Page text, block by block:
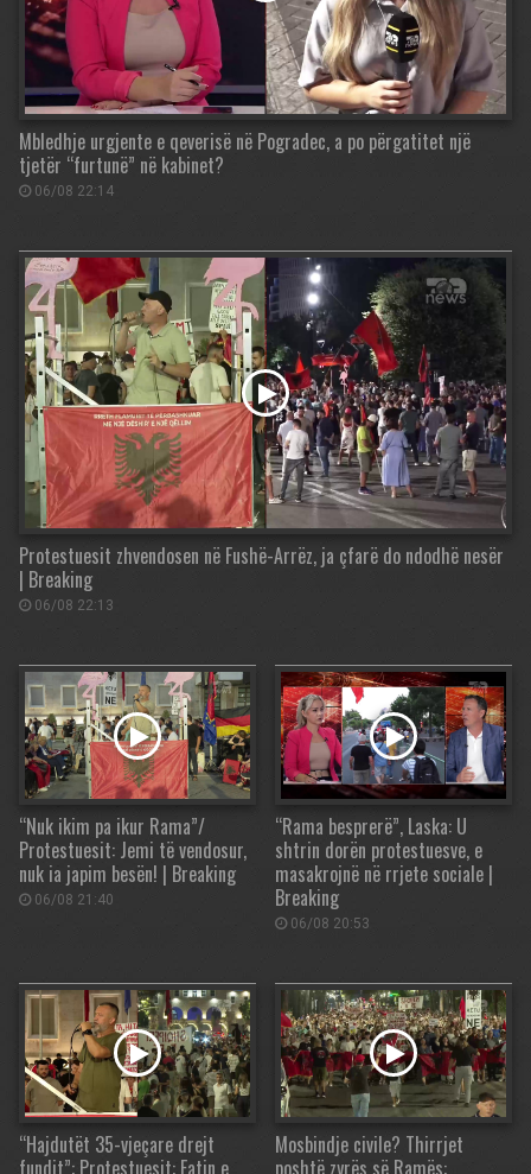
Mbledhje urgjente e qeverisë në Pogradec, a po përgatitet një
tjetër “furtunë” në kabinet?
06/08 22:14
Protestuesit zhvendosen në Fushë-Arrëz, ja çfarë do ndodhë nesër
| Breaking
06/08 22:13
“Nuk ikim pa ikur Rama”/
Protestuesit: Jemi të vendosur,
nuk ia japim besën! | Breaking
06/08 21:40
“Rama besprerë”, Laska: U
shtrin dorën protestuesve, e
masakrojnë në rrjete sociale |
Breaking
06/08 20:53
“Hajdutët 35-vjeçare drejt
fundit”: Protestuesit: Fatin e
Mosbindje civile? Thirrjet
poshtë zyrës së Ramës: